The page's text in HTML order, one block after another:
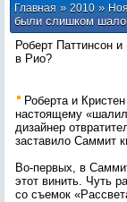
Главная»2010 »
были слишком
Роберт Паттинсон
в Рио?
Роберта и
настоящему
дизайнер
заставило Саммит
Во-первых, в
этот винить. Чуть
со съемок